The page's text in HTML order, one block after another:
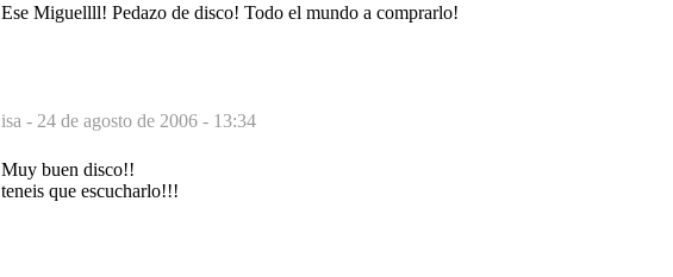
Ese Miguellll! Pedazo de disco! Todo el mundo a comprarlo!
isa - 24 de agosto de 2006 - 13:34
Muy buen disco!!
teneis que escucharlo!!!